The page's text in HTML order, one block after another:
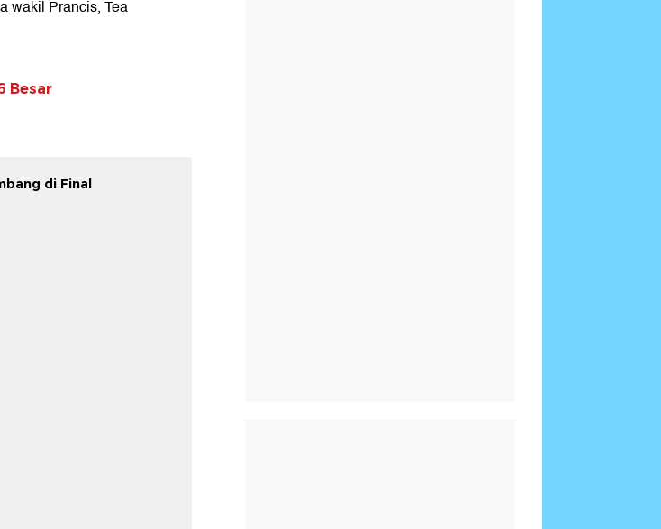
wakil Prancis, Tea
Besar
di Final